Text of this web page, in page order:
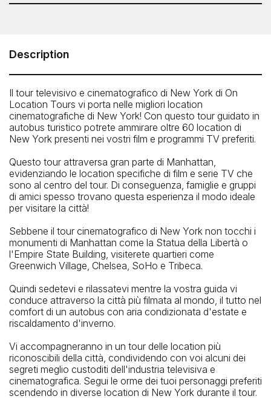
upon purchase)
Telefono: 212-913-9780
Description
Il tour televisivo e cinematografico di New York di On
Location Tours vi porta nelle migliori location
cinematografiche di New York! Con questo tour guidato in
autobus turistico potrete ammirare oltre 60 location di
New York presenti nei vostri film e programmi TV preferiti.
Questo tour attraversa gran parte di Manhattan,
evidenziando le location specifiche di film e serie TV che
sono al centro del tour. Di conseguenza, famiglie e gruppi
di amici spesso trovano questa esperienza il modo ideale
per visitare la città!
Sebbene il tour cinematografico di New York non tocchi i
monumenti di Manhattan come la Statua della Libertà o
l'Empire State Building, visiterete quartieri come
Greenwich Village, Chelsea, SoHo e Tribeca.
Quindi sedetevi e rilassatevi mentre la vostra guida vi
conduce attraverso la città più filmata al mondo, il tutto nel
comfort di un autobus con aria condizionata d'estate e
riscaldamento d'inverno.
Vi accompagneranno in un tour delle location più
riconoscibili della città, condividendo con voi alcuni dei
segreti meglio custoditi dell'industria televisiva e
cinematografica. Segui le orme dei tuoi personaggi preferiti
scendendo in diverse location di New York durante il tour.